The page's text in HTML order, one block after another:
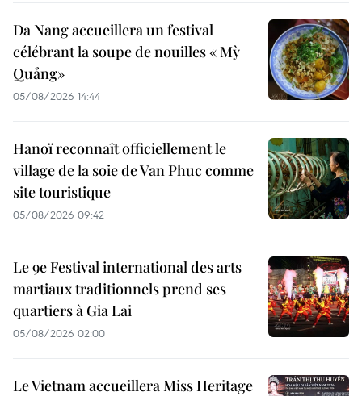
Da Nang accueillera un festival
célébrant la soupe de nouilles « Mỳ
Quảng»
05/08/2026 14:44
Hanoï reconnaît officiellement le
village de la soie de Van Phuc comme
site touristique
05/08/2026 09:42
Le 9e Festival international des arts
martiaux traditionnels prend ses
quartiers à Gia Lai
05/08/2026 02:00
Le Vietnam accueillera Miss Heritage